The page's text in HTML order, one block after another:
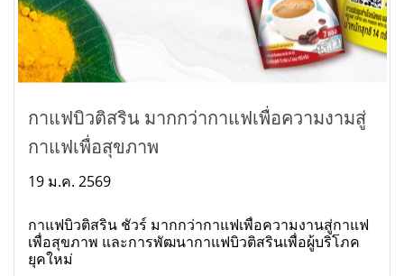
กาแฟบิวติสริน มากกว่ากาแฟเพื่อความงามสู่
กาแฟเพื่อสุขภาพ
19 ม.ค. 2569
กาแฟบิวติสริน ชัวร์ มากกว่ากาแฟเพื่อความงานสู่กาแฟ
เพื่อสุขภาพ และการพัฒนากาแฟบิวติสรินเพื่อผู้บริโภค
ยุคใหม่